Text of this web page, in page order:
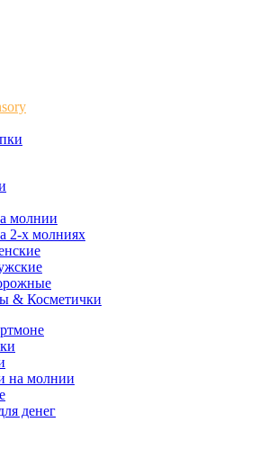
молнии
2-х молниях
& Косметички
на молнии
денег